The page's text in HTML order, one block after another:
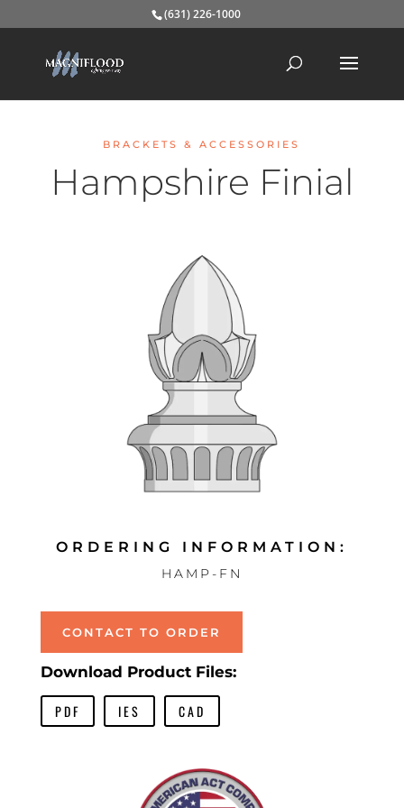
(631) 226-1000
BRACKETS & ACCESSORIES
Hampshire Finial
ORDERING INFORMATION:
HAMP-FN
CONTACT TO ORDER
Download Product Files:
PDF IES CAD